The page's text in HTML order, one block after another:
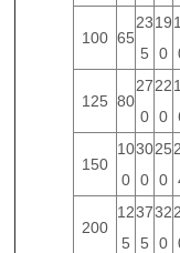
100 65
23
5
19
0
125 80
27
0
22
0
150
10
0
30
0
25
0
200
12
5
37
5
32
0